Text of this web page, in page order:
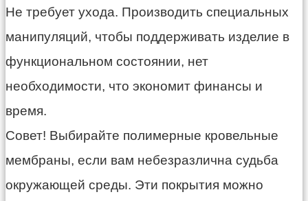
Не требует ухода. Производить специальных
манипуляций, чтобы поддерживать изделие в
функциональном состоянии, нет
необходимости, что экономит финансы и
время.
Совет! Выбирайте полимерные кровельные
мембраны, если вам небезразлична судьба
окружающей среды. Эти покрытия можно